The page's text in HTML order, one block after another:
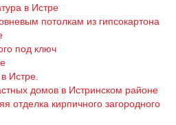
в Истре
потолкам из гипсокартона
под ключ
Истре.
домов в Истринском районе
отделка кирпичного загородного